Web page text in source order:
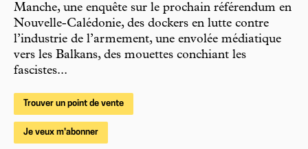
Manche, une enquête sur le prochain référendum en
Nouvelle-Calédonie, des dockers en lutte contre
l’industrie de l’armement, une envolée médiatique
vers les Balkans, des mouettes conchiant les
fascistes...
Trouver un point de vente
Je veux m'abonner